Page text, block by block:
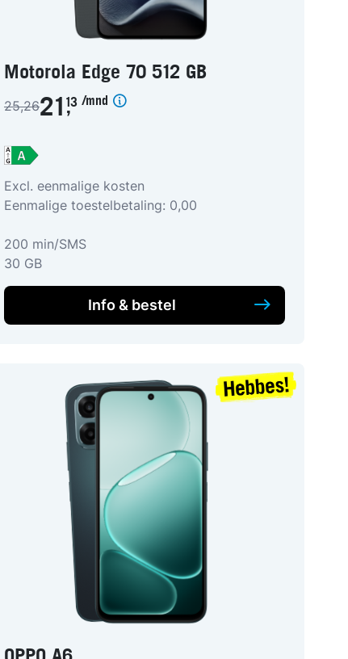
Motorola Edge 70 512 GB
25,2621 ,
13 /mnd
Excl. eenmalige kosten
Eenmalige toestelbetaling: 0,00
200 min/SMS
30 GB
Info & bestel